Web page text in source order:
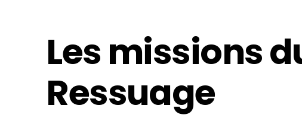
Les missions
Ressuage